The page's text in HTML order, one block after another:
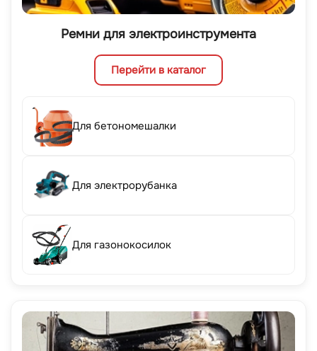
Ремни для электроинструмента
Перейти в каталог
Для бетономешалки
Для электрорубанка
Для газонокосилок